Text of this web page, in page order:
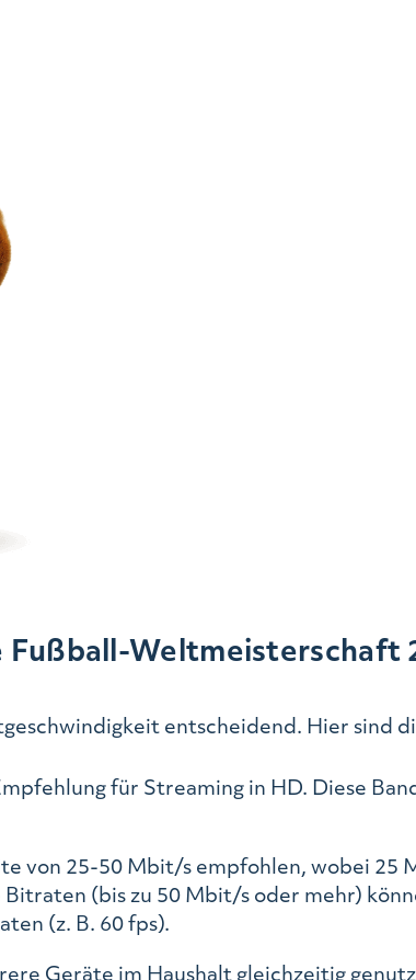
Weltmeisterschaft
entscheidend. Hier sind
für Streaming in HD. Diese
von 25-50 Mbit/s empfohlen, wobei 25
(bis zu 50 Mbit/s oder mehr)
(z. B. 60 fps).
Geräte im Haushalt gleichzeitig